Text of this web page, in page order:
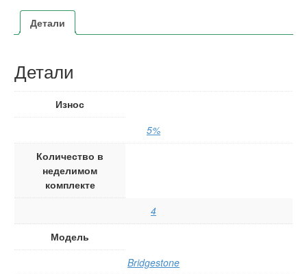
Детали
Детали
Износ
5%
Количество в
неделимом
комплекте
4
Модель
Bridgestone